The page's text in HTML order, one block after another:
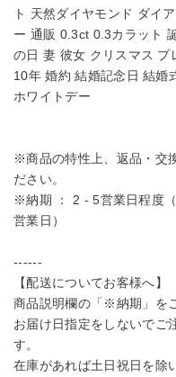
ト 天然ダイヤモンド ダイ
ー 通販 0.3ct 0.3カラット
の日 妻 彼女 クリスマス
10年 婚約 結婚記念日 結婚
ホワイトデー
※商品の特性上、返品・交
ださい。
※納期 ： 2 - 5営業日程度
営業日）
------
【配送についてお客様へ】
商品説明欄の「※納期」を
お届け日指定をしないでご
す。
在庫があれば土日祝日を除